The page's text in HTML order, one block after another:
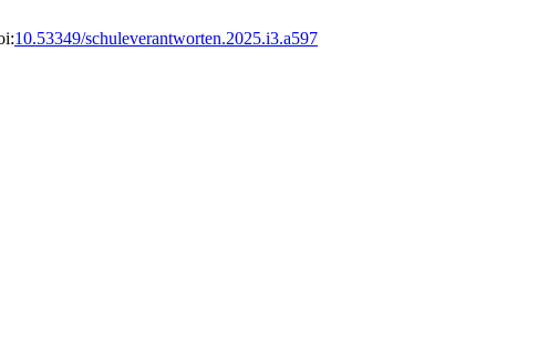
10.53349/schuleverantworten.2025.i3.a597